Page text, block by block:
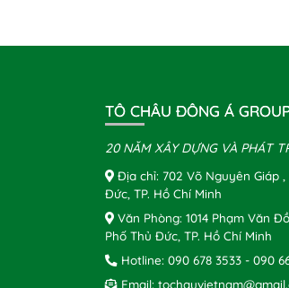
TÔ CHÂU ĐÔNG Á
20 NĂM XÂY DỰNG VÀ PHÁT
Địa chỉ: 702 Võ Nguyên Giáp
Đức, TP. Hồ Chí Minh
Văn Phòng: 1014 Phạm Văn
Phố Thủ Đức, TP. Hồ Chí Minh
Hotline: 090 678 3533 - 090
Email: